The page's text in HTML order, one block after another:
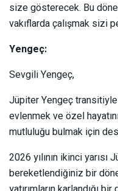
size gösterecek. Bu
vakıflarda çalışmak sizi
Yengeç:
Sevgili Yengeç,
Jüpiter Yengeç
evlenmek ve özel
mutluluğu bulmak için
2026 yılının ikinci
bereketlendiğiniz bir